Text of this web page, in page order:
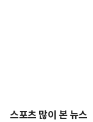
스포츠 많이 본 뉴스